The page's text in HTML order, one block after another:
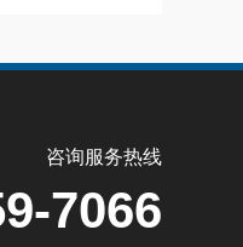
咨询服务热线
7066